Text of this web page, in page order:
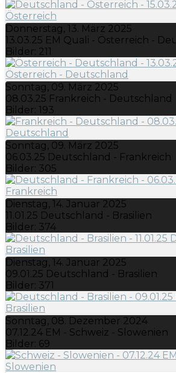
Donnerstag, 13. März 2025
13.03.25 EM Quali - Österreich -
Bilder: 211
Sonntag, 09. März 2025
08.03.25 Frankreich - Deutschland
Bilder: 193
Sonntag, 09. März 2025
06.03.25 Deutschland - Frankreich
Bilder: 305
Dienstag, 14. Januar 2025
11.01.25 Deutschland - Brasilien
Bilder: 374
Dienstag, 14. Januar 2025
09.01.25 Deutschland - Brasilien
Bilder: 371
Sonntag, 08. Dezember 2024
07.12.24 EM - Schweiz - Slowenien
Bilder: 69